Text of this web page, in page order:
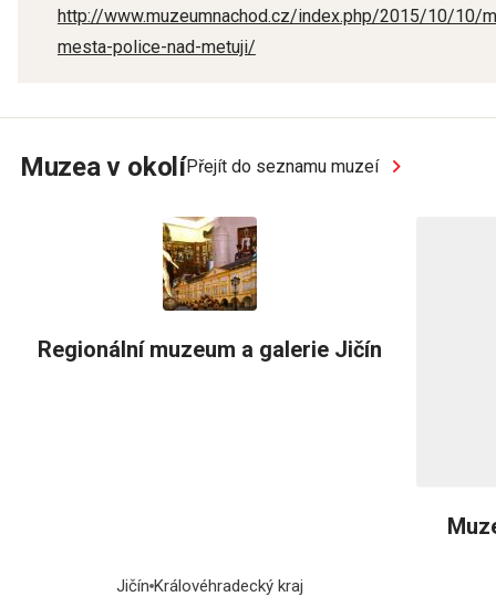
http://www.muzeumnachod.cz/index.php/2015/10/10/
mesta-police-nad-metuji/
Muzea v okolíPřejít do seznamu muzeí
Regionální muzeum a galerie Jičín
Jičín Královéhradecký kraj